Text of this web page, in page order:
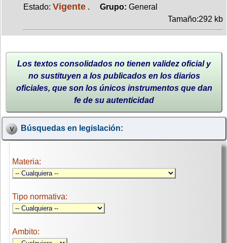
Estado: Vigente . Grupo: General
Tamaño:292 kb
Los textos consolidados no tienen validez oficial y
no sustituyen a los publicados en los diarios
oficiales, que son los únicos instrumentos que dan
fe de su autenticidad
Búsquedas en legislación:
Materia:
Tipo normativa:
Ambito: